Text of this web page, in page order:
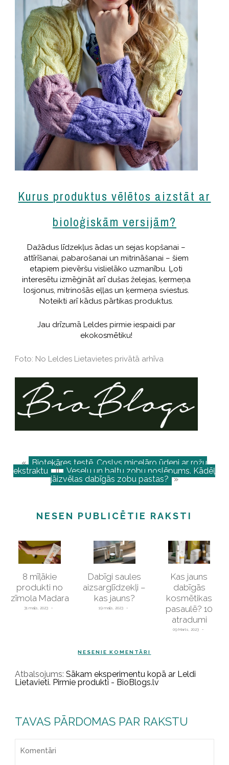
Kurus produktus vēlētos aizstāt ar
bioloģiskām versijām?
Dažādus līdzekļus ādas un sejas kopšanai –
attīrīšanai, pabarošanai un mitrināšanai – šiem
etapiem pievēršu vislielāko uzmanību. Ļoti
interesētu izmēģināt arī dušas želejas, ķermeņa
losjonus, mitrinošās eļļas un ķermeņa sviestus.
Noteikti arī kādus pārtikas produktus.
Jau drīzumā Leldes pirmie iespaidi par
ekokosmētiku!
Foto: No Leldes Lietavietes privātā arhīva
« Biotekāres testē. Coslys micelāro ūdeni ar rožu
ekstraktu || Veselu un baltu zobu noslēpums. Kādēļ
jāizvēlas dabīgās zobu pastas? »
NESEN PUBLICĒTIE RAKSTI
8 mīļākie
produkti no
zīmola Madara
31 maijs, 2023
Dabīgi saules
aizsarglīdzekļi –
kas jauns?
19 maijs, 2023
Kas jauns
dabīgās
kosmētikas
pasaulē? 10
atradumi
09 Marts, 2023
NESENIE KOMENTĀRI
Atbalsojums: Sākam eksperimentu kopā ar Leldi
Lietavieti. Pirmie produkti - BioBlogs.lv
TAVAS PĀRDOMAS PAR RAKSTU